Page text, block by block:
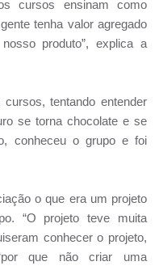
cursos ensinam como
tenha valor agregado
produto”, explica a
tentando entender
se torna chocolate e se
conheceu o grupo e foi
o que era um projeto
“O projeto teve muita
conhecer o projeto,
que não criar uma